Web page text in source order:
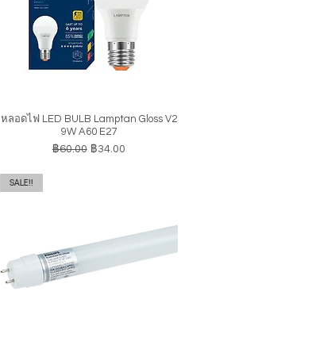
ดูข้อมูลด่วน
หลอดไฟ LED BULB Lamptan Gloss V2
9W A60 E27
ราคาปกติ
฿60.00 ราคาขายลด
฿34.00
SALE!!